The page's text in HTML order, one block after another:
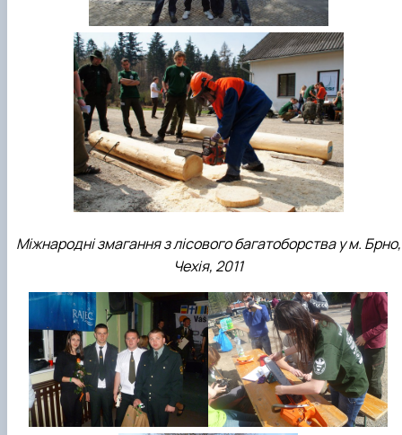
Міжнародні змагання з лісового багатоборства у м. Брно,
Чехія, 2011